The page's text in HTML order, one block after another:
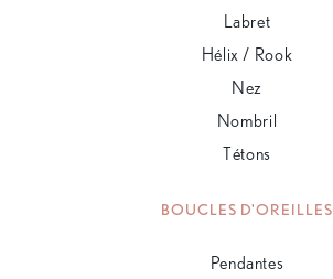
Labret
Hélix / Rook
Nez
Nombril
Tétons
BOUCLES D'OREILLES
Pendantes